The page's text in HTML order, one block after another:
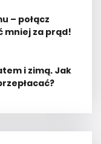
– połącz
mniej za prąd!
i zimą. Jak